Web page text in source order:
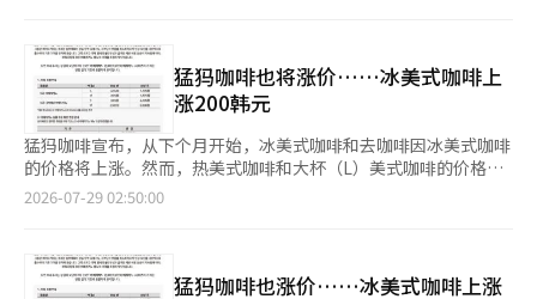
Place信用卡及借记卡交易额达1170.5亿韩元（约合人民币5.5亿
元），高出星巴克韩国（1100.6亿韩元）约70亿韩元，自5月起已
连续第三个月在交易额上超过星巴克，也是近三年来首次实现连续
领先。 A Twosome Place自去年5月单月交易额超过1000亿韩元
大关后，截至上月已连续15个月保持千亿以上的销售规模。今年5
月，A Twosome Place交易额为1236.5亿韩元，高于星巴克的
1211.9亿韩元。6月双方差距进一步扩大，A Twosome Place达到
1206.8亿韩元，而星巴克仅为1003.9亿韩元，单月差距扩大至约
现3613.8亿韩元，领先星巴克约298亿韩元，优势进一步巩固。 业
内普遍认为，此轮市场变化与星巴克“坦克日”营销争议密切相
猛犸咖啡也将涨价……冰美式咖啡上
涨200韩元
猛犸咖啡宣布，从下个月开始，冰美式咖啡和去咖啡因冰美式咖啡
的价格将上涨。然而，热美式咖啡和大杯（L）美式咖啡的价格将
维持不变。 猛犸咖啡在28日表示，从下个月11日起，冰美式咖啡
将从1600韩元上涨至1800韩元。去咖啡因冰美式咖啡小杯价格将
从1900韩元上涨至2100韩元，中杯价格将从2300韩元上涨至2500
2026-07-29 02:50:00
猛犸咖啡也涨价……冰美式咖啡上涨